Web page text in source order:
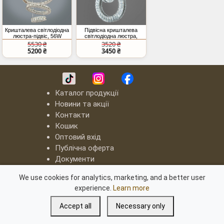
Кришталева світлодіодна
люстра-підвіс, 56W
5530 ₴
5200 ₴
Підвісна кришталева
світлодіодна люстра,
32W, хром
3520 ₴
3450 ₴
Каталог продукції
Новини та акції
Контакти
Кошик
Оптовий вхід
Публічна оферта
Документи
Серія "8060"
Серія "8022"
Світлодіодні люстри з димером
Освітлення для блекаута
We use cookies for analytics, marketing, and a better user
experience. Learn more
Accept all Necessary only